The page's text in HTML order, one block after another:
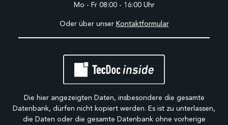
Mo - Fr 08:00 - 16:00 Uhr
Oder über unser Kontaktformular
Die hier angezeigten Daten, insbesondere die gesamte
Datenbank, dürfen nicht kopiert werden. Es ist zu unterlassen,
die Daten oder die gesamte Datenbank ohne vorherige